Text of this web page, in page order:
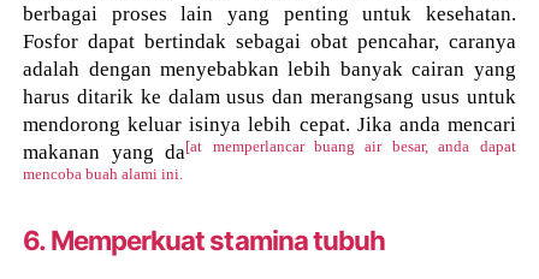
berbagai proses lain yang penting untuk kesehatan.
Fosfor dapat bertindak sebagai obat pencahar, caranya
adalah dengan menyebabkan lebih banyak cairan yang
harus ditarik ke dalam usus dan merangsang usus untuk
mendorong keluar isinya lebih cepat. Jika anda mencari
makanan yang da[at memperlancar buang air besar, anda dapat
mencoba buah alami ini.
6. Memperkuat stamina tubuh